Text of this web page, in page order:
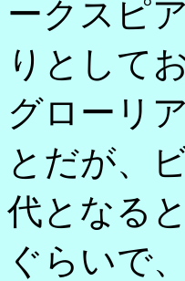
ークスピ
りとして
グローリ
とだが、
代となる
ぐらいで